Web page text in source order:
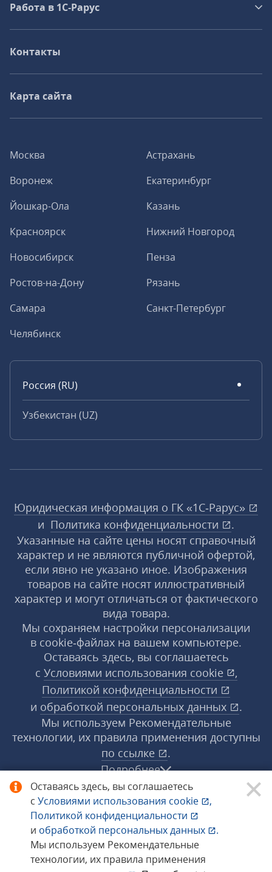
Оставаясь здесь, вы соглашаетесь
с Условиями использования cookie
,
Политикой конфиденциальности
и обработкой персональных данных
.
Мы используем Рекомендательные
технологии, их правила применения
Москва
Астрахань
Воронеж
Екатеринбург
Йошкар-Ола
Казань
Красноярск
Нижний Новгород
Новосибирск
Пенза
Ростов-на-Дону
Рязань
Самара
Санкт-Петербург
Челябинск
Россия (RU)
Узбекистан (UZ)
Работа в 1С‑Рарус
Контакты
Карта сайта
Юридическая информация о ГК «1С‑Рарус»
и Политика конфиденциальности
.
Указанные на сайте цены носят справочный
характер и не являются публичной офертой,
если явно не указано иное. Изображения
товаров на сайте носят иллюстративный
характер и могут отличаться от фактического
вида товара.
Мы сохраняем настройки персонализации
в cookie‑файлах на вашем компьютере.
Оставаясь здесь, вы соглашаетесь
с Условиями использования cookie
,
Политикой конфиденциальности
и обработкой персональных данных
.
Мы используем Рекомендательные
технологии, их правила применения доступны
по ссылке
.
Подробнее
© 1998−2026 «1С‑Рарус» ®. Все права
защищены.
Сообщить об ошибке